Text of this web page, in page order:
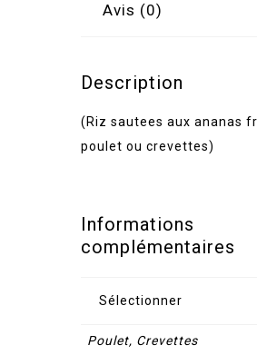
Avis (0)
Description
(Riz sautees aux ananas
poulet ou crevettes)
Informations
complémentaires
Sélectionner
Poulet, Crevettes